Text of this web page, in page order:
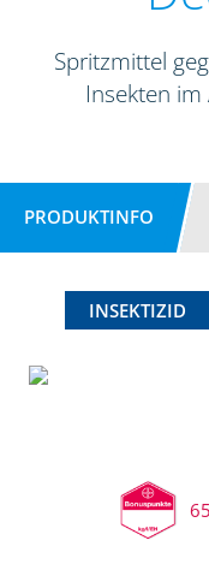
Spritzmittel
Insekten
PRODUKTINFO
INSEKTIZID